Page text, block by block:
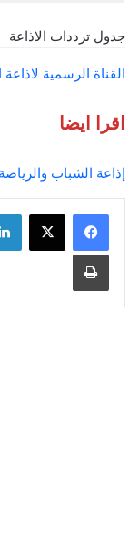
جدول ترددات الاذاعة
القناة الرسمية
اقرا ايضا
إذاعة الشباب
طباعة